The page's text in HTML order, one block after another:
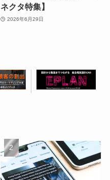
ネクタ特集】
2026年6月29日